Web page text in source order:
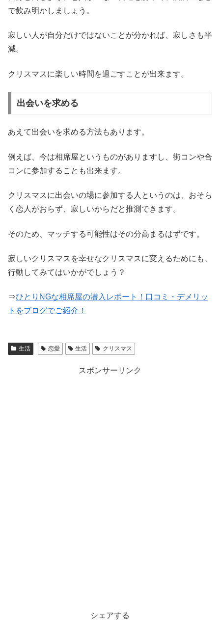
で飲み明かしましょう。
寂しい人が自分だけではないことが分かれば、寂しさも半
減。
クリスマスに楽しい時間を過ごすことが出来ます。
出会いを求める
あえて出会いを求める方法もあります。
例えば、今は相席屋というものがありますし、街コンや合
コンに参加することも出来ます。
クリスマスに出会いの場に参加する人というのは、おそら
く恋人がおらず、寂しいからだと推測できます。
そのため、マッチする可能性はその分高まるはずです。
寂しいクリスマスを幸せなクリスマスに変えるためにも、
行動してみてはいかがでしょう？
⇒ひとりNGな相席屋の潜入レポート！口コミ・デメリッ
トをブログでご紹介！
生活 恋愛 生活 クリスマス
スポンサーリンク
シェアする